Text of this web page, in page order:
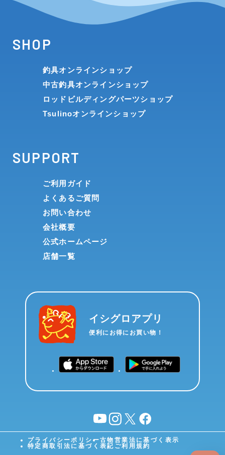
SHOP
釣具オンラインショップ
中古釣具オンラインショップ
ロッドビルディングパーツショップ
Tsulinoオンラインショップ
SUPPORT
ご利用ガイド
よくあるご質問
お問い合わせ
会社概要
公式ホームページ
店舗一覧
イシグロアプリ
便利にお得にお買い物！
YouTubeinstagram
X facebook
プライバシーポリシー古物営業法に基づく表示
特定商取引法に基づく表記 ご利用規約